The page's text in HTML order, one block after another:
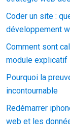
Coder un site :
développement
Comment sont
module explicatif
Pourquoi la
incontournable
Redémarrer
web et les